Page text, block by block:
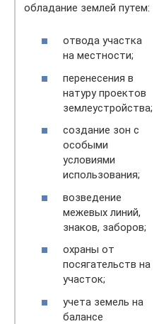
обладание землей путем:
отвода участка
на местности;
перенесения в
натуру проектов
землеустройства;
создание зон с
особыми
условиями
использования;
возведение
межевых линий,
знаков, заборов;
охраны от
посягательств на
участок;
учета земель на
балансе